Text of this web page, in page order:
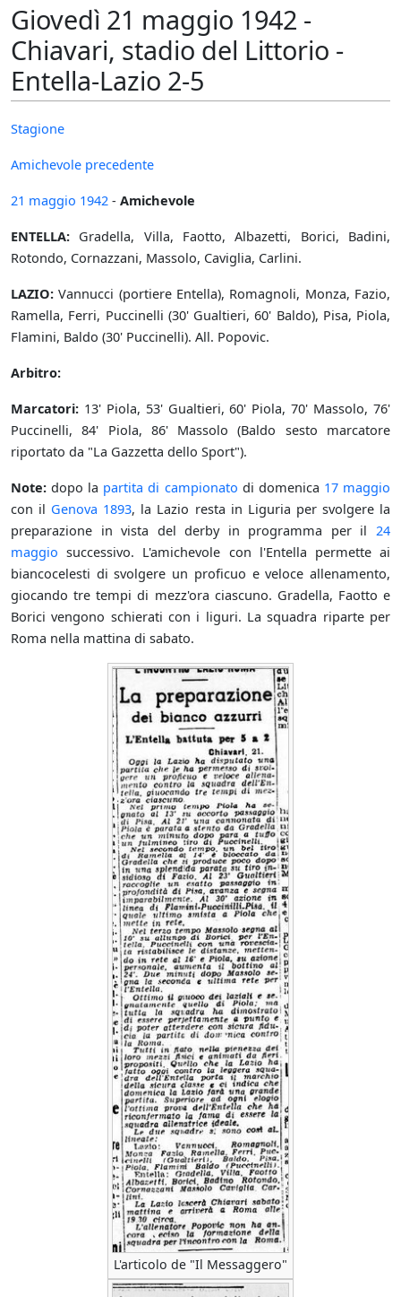
Giovedì 21 maggio 1942 -
Chiavari, stadio del Littorio -
Entella-Lazio 2-5
Stagione
Amichevole precedente
21 maggio 1942 - Amichevole
ENTELLA: Gradella, Villa, Faotto, Albazetti, Borici, Badini,
Rotondo, Cornazzani, Massolo, Caviglia, Carlini.
LAZIO: Vannucci (portiere Entella), Romagnoli, Monza, Fazio,
Ramella, Ferri, Puccinelli (30' Gualtieri, 60' Baldo), Pisa, Piola,
Flamini, Baldo (30' Puccinelli). All. Popovic.
Arbitro:
Marcatori: 13' Piola, 53' Gualtieri, 60' Piola, 70' Massolo, 76'
Puccinelli, 84' Piola, 86' Massolo (Baldo sesto marcatore
riportato da "La Gazzetta dello Sport").
Note: dopo la partita di campionato di domenica 17 maggio
con il Genova 1893, la Lazio resta in Liguria per svolgere la
preparazione in vista del derby in programma per il 24
maggio successivo. L'amichevole con l'Entella permette ai
biancocelesti di svolgere un proficuo e veloce allenamento,
giocando tre tempi di mezz'ora ciascuno. Gradella, Faotto e
Borici vengono schierati con i liguri. La squadra riparte per
Roma nella mattina di sabato.
L'articolo de "Il Messaggero"